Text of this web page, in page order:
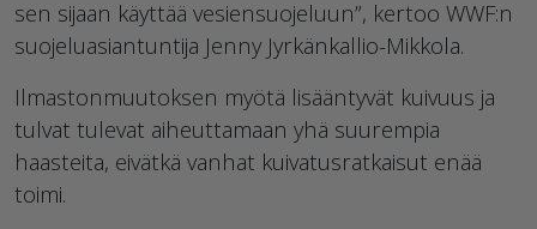
sen sijaan käyttää vesiensuojeluun”, kertoo WWF:n
suojeluasiantuntija Jenny Jyrkänkallio-Mikkola.
Ilmastonmuutoksen myötä lisääntyvät kuivuus ja
tulvat tulevat aiheuttamaan yhä suurempia
haasteita, eivätkä vanhat kuivatusratkaisut enää
toimi.